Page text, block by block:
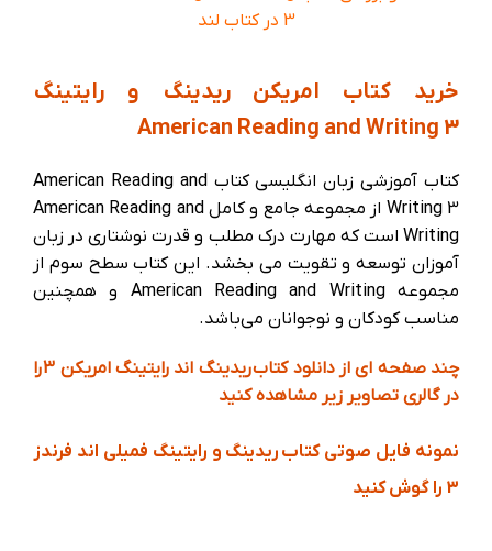
3 در کتاب لند
خرید کتاب امریکن ریدینگ و رایتینگ
American Reading and Writing 3
کتاب آموزشی زبان انگلیسی کتاب American Reading and
Writing 3 از مجموعه جامع و کامل American Reading and
Writing است که مهارت درک مطلب و قدرت نوشتاری در زبان
آموزان توسعه و تقویت می بخشد. این کتاب سطح سوم از
مجموعه American Reading and Writing و همچنین
مناسب کودکان و نوجوانان می‌باشد.
چند صفحه ای از دانلود کتابریدینگ اند رایتینگ امریکن 3
را
در گالری تصاویر زیر مشاهده کنید
نمونه فایل صوتی کتاب ریدینگ و رایتینگ فمیلی اند فرندز
3 را گوش کنید